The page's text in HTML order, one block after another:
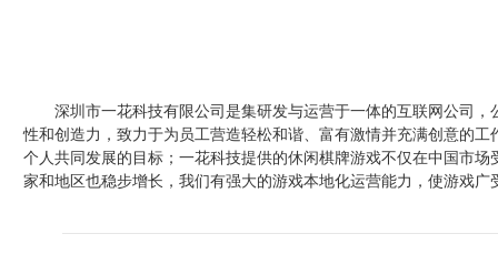
深圳市一花科技有限公司是集研发与运营于一体的互联网公司
性和创造力，致力于为员工营造轻松和谐、富有激情并充满创意的
个人共同发展的目标；一花科技提供的休闲棋牌游戏不仅在中国市
家和地区也稳步增长，我们有强大的游戏本地化运营能力，使游戏广